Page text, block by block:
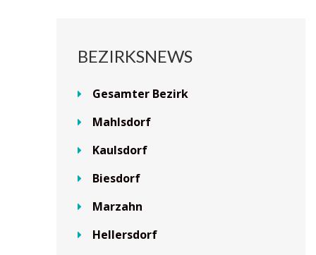
BEZIRKSNEWS
Gesamter Bezirk
Mahlsdorf
Kaulsdorf
Biesdorf
Marzahn
Hellersdorf